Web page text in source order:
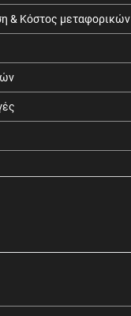
& Κόστος μεταφορικών